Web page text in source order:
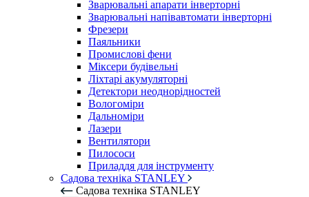
Зварювальні апарати інверторні
Зварювальні напівавтомати інверторні
Фрезери
Паяльники
Промислові фени
Міксери будівельні
Ліхтарі акумуляторні
Детектори неоднорідностей
Вологоміри
Дальноміри
Лазери
Вентилятори
Пилососи
Приладдя для інструменту
Садова техніка STANLEY
Садова техніка STANLEY